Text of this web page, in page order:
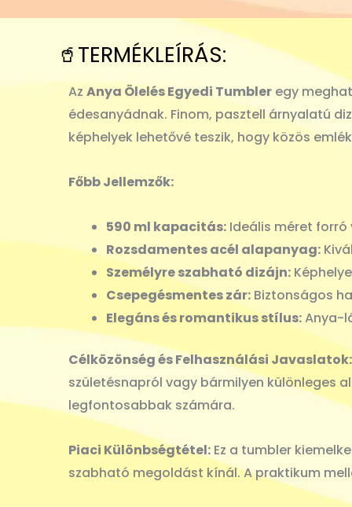
🥤TERMÉKLEÍRÁS:
Az Anya Ölelés Egyedi Tumbler egy
édesanyádnak. Finom, pasztell árnyalatú
képhelyek lehetővé teszik, hogy közös
Főbb Jellemzők:
590 ml kapacitás: Ideális méret
Rozsdamentes acél alapanyag:
Személyre szabható dizájn:
Csepegésmentes zár: Biztonságos
Elegáns és romantikus stílus:Anya-
Célközönség és Felhasználási Javaslatok:
születésnapról vagy bármilyen különleges
legfontosabbak számára.
Piaci Különbségtétel: Ez a tumbler
szabható megoldást kínál. A praktikum